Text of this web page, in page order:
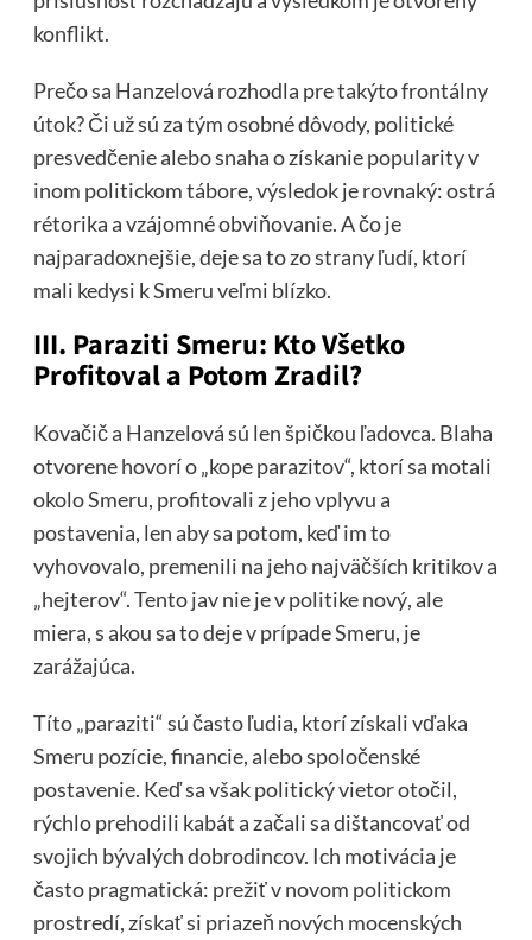
konflikt.
Prečo sa Hanzelová rozhodla pre takýto frontálny
útok? Či už sú za tým osobné dôvody, politické
presvedčenie alebo snaha o získanie popularity v
inom politickom tábore, výsledok je rovnaký: ostrá
rétorika a vzájomné obviňovanie. A čo je
najparadoxnejšie, deje sa to zo strany ľudí, ktorí
mali kedysi k Smeru veľmi blízko.
III. Paraziti Smeru: Kto Všetko
Profitoval a Potom Zradil?
Kovačič a Hanzelová sú len špičkou ľadovca. Blaha
otvorene hovorí o „kope parazitov“, ktorí sa motali
okolo Smeru, profitovali z jeho vplyvu a
postavenia, len aby sa potom, keď im to
vyhovovalo, premenili na jeho najväčších kritikov a
„hejterov“. Tento jav nie je v politike nový, ale
miera, s akou sa to deje v prípade Smeru, je
zarážajúca.
Títo „paraziti“ sú často ľudia, ktorí získali vďaka
Smeru pozície, financie, alebo spoločenské
postavenie. Keď sa však politický vietor otočil,
rýchlo prehodili kabát a začali sa dištancovať od
svojich bývalých dobrodincov. Ich motivácia je
často pragmatická: prežiť v novom politickom
prostredí, získať si priazeň nových mocenských